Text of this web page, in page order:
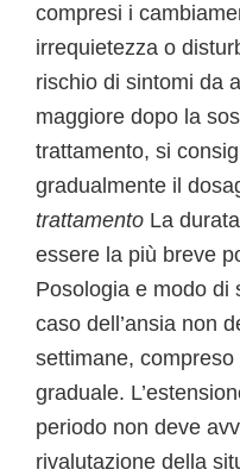
compresi i
irrequietezza o
rischio di sintomi da
maggiore dopo la
trattamento, si
gradualmente il
trattamento La
essere la più breve
Posologia e modo di
caso dell’ansia non
settimane,
graduale.
periodo non deve
rivalutazione della